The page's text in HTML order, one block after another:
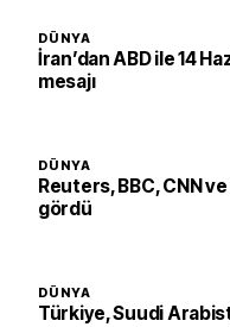
DÜNYA
İran’dan ABD ile 14
mesajı
DÜNYA
Reuters, BBC, CNN
gördü
DÜNYA
Türkiye, Suudi